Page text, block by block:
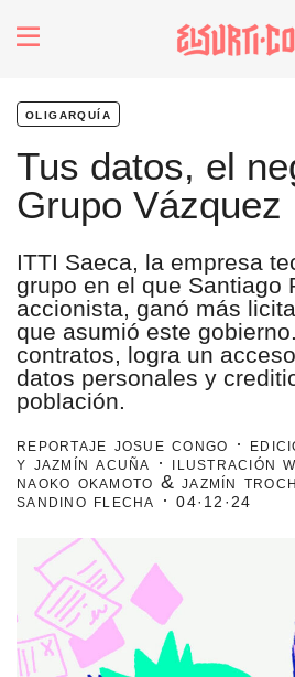
Futuros
Soberanas
Oligarquía
Despacio
invasores vip
escuelas fumigadas
historia de las mujeres
patria contratista
oligarquía
Tus datos, el
Grupo Vázquez
ITTI Saeca, la empresa
grupo en el que Santiago
accionista, ganó más
que asumió este
contratos, logra un
datos personales y
población.
reportaje josue congo ·
y jazmín acuña · ilustración
naoko okamoto & jazmín
sandino flecha ·04·12·24